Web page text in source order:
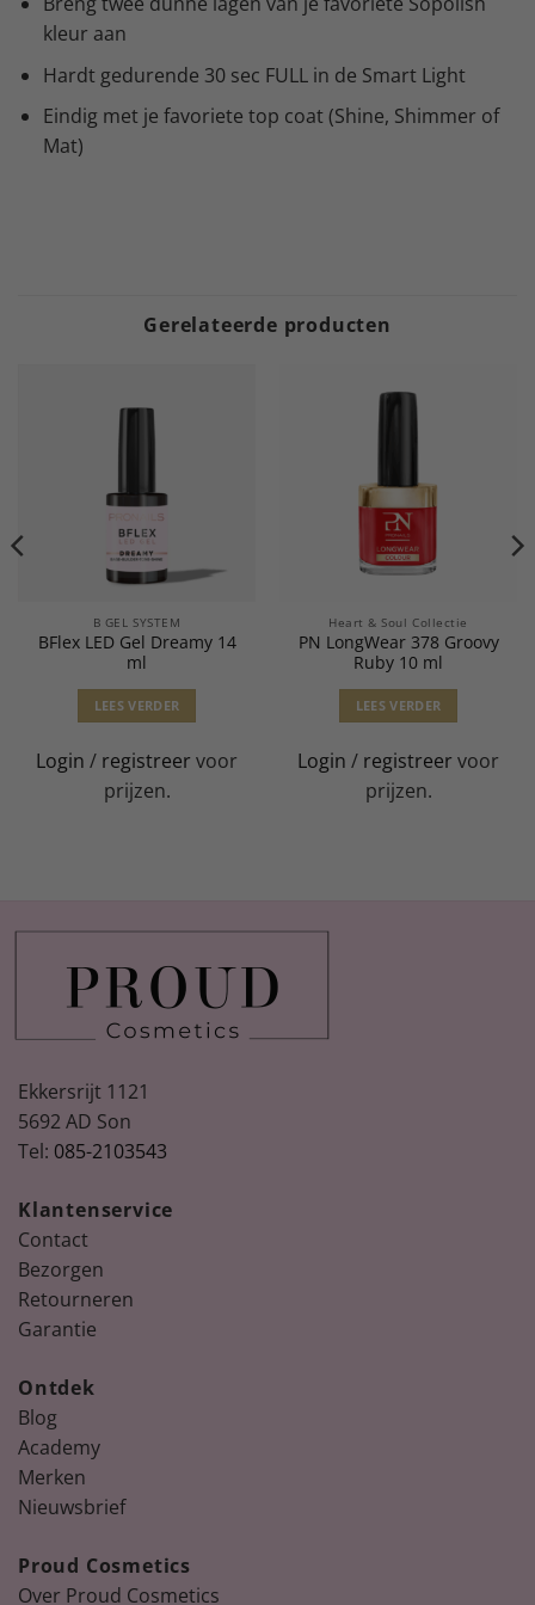
kleur aan
Hardt gedurende 30 sec FULL in de Smart Light
Eindig met je favoriete top coat (Shine, Shimmer of
Mat)
Gerelateerde producten
B GEL SYSTEM
BFlex LED Gel Dreamy 14
ml
LEES VERDER
Login / registreer voor
prijzen.
Heart & Soul Collectie
PN LongWear 378 Groovy
Ruby 10 ml
LEES VERDER
Login / registreer voor
prijzen.
Ekkersrijt 1121
5692 AD Son
Tel: 085-2103543
Klantenservice
Contact
Bezorgen
Retourneren
Garantie
Ontdek
Blog
Academy
Merken
Nieuwsbrief
Proud Cosmetics
Over Proud Cosmetics